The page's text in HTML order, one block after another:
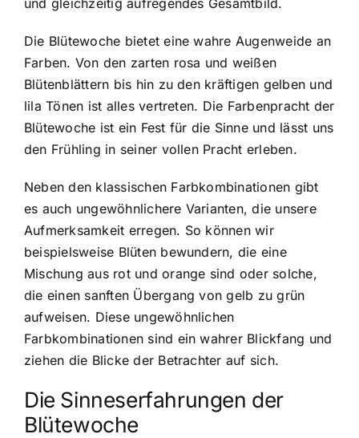
Die Blütewoche bietet eine wahre Augenweide an
Farben. Von den zarten rosa und weißen
Blütenblättern bis hin zu den kräftigen gelben und
lila Tönen ist alles vertreten. Die Farbenpracht der
Blütewoche ist ein Fest für die Sinne und lässt uns
den Frühling in seiner vollen Pracht erleben.
Neben den klassischen Farbkombinationen gibt
es auch ungewöhnlichere Varianten, die unsere
Aufmerksamkeit erregen. So können wir
beispielsweise Blüten bewundern, die eine
Mischung aus rot und orange sind oder solche,
die einen sanften Übergang von gelb zu grün
aufweisen. Diese ungewöhnlichen
Farbkombinationen sind ein wahrer Blickfang und
ziehen die Blicke der Betrachter auf sich.
Die Sinneserfahrungen der
Blütewoche